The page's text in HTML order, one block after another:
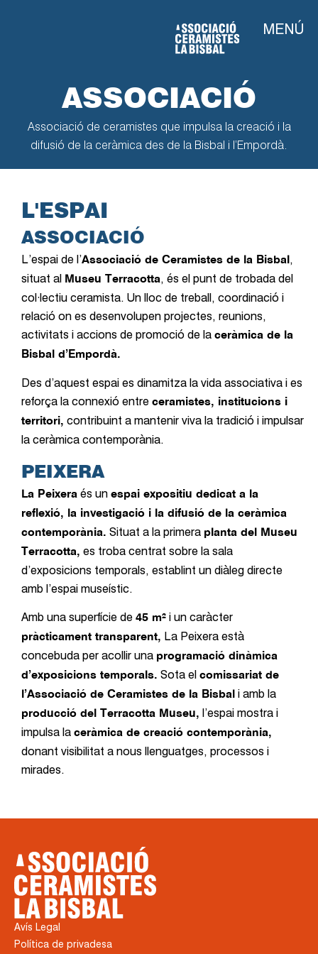
MENÚ
ASSOCIACIÓ
Associació de ceramistes que impulsa la creació i la
difusió de la ceràmica des de la Bisbal i l’Empordà.
L'ESPAI
ASSOCIACIÓ
L’espai de l’Associació de Ceramistes de la Bisbal ,
situat al Museu Terracotta, és el punt de trobada del
col·lectiu ceramista. Un lloc de treball, coordinació i
relació on es desenvolupen projectes, reunions,
activitats i accions de promoció de la ceràmica de la
Bisbal d’Empordà.
Des d’aquest espai es dinamitza la vida associativa i es
reforça la connexió entre ceramistes, institucions i
territori, contribuint a mantenir viva la tradició i impulsar
la ceràmica contemporània.
PEIXERA
La Peixera és un espai expositiu dedicat a la
reflexió, la investigació i la difusió de la ceràmica
contemporània. Situat a la primera planta del Museu
Terracotta, es troba centrat sobre la sala
d’exposicions temporals, establint un diàleg directe
amb l’espai museístic.
Amb una superfície de 45 m² i un caràcter
pràcticament transparent, La Peixera està
concebuda per acollir una programació dinàmica
d’exposicions temporals. Sota el comissariat de
l’Associació de Ceramistes de la Bisbal i amb la
producció del Terracotta Museu, l’espai mostra i
impulsa la ceràmica de creació contemporània,
donant visibilitat a nous llenguatges, processos i
mirades.
Avís Legal
Política de privadesa